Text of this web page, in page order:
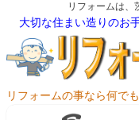
リフォームは、
大切な住まい造りのお
リフォームの事なら何で